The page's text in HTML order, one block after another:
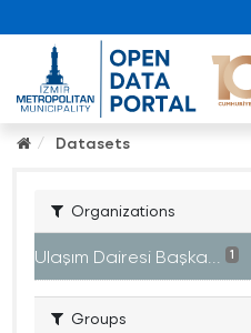
Datasets
Organizations
Ulaşım Dairesi Başka... 1
Groups